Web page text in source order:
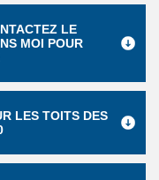
LE
MOI POUR
LES TOITS DES